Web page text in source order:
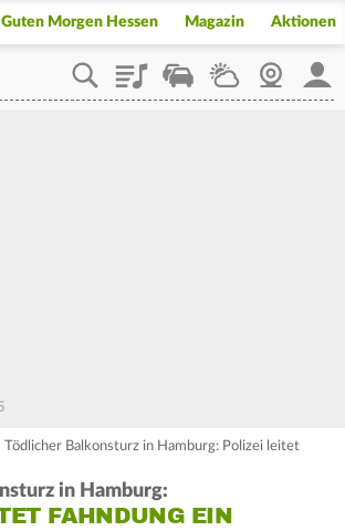
Guten Morgen Hessen Magazin Aktionen
PlaylistStaupilotWetterWebcam
Tödlicher Balkonsturz in Hamburg: Polizei leitet
in Hamburg:
FAHNDUNG EIN